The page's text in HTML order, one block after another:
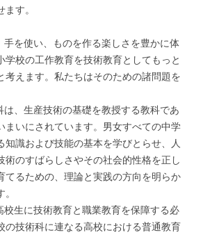
す。
手を使い、ものを作る楽しさを豊かに体
学校の工作教育を技術教育としてもっと
考えます。私たちはそのための諸問題を
は、生産技術の基礎を教授する教科であ
まいにされています。男女すべての中学
知識および技能の基本を学びとらせ、人
術のすばらしさやその社会的性格を正し
てるための、理論と実践の方向を明らか
校生に技術教育と職業教育を保障する必
の技術科に連なる高校における普通教育